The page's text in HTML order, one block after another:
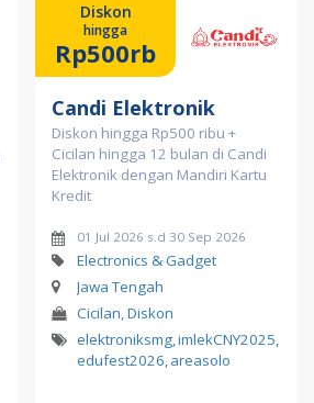
Diskon
hingga
Rp500rb
Candi Elektronik
Diskon hingga Rp500 ribu +
Cicilan hingga 12 bulan di Candi
Elektronik dengan Mandiri Kartu
Kredit
01 Jul 2026 s.d 30 Sep 2026
Electronics & Gadget
Jawa Tengah
Cicilan, Diskon
elektroniksmg,imlekCNY2025,
edufest2026,areasolo